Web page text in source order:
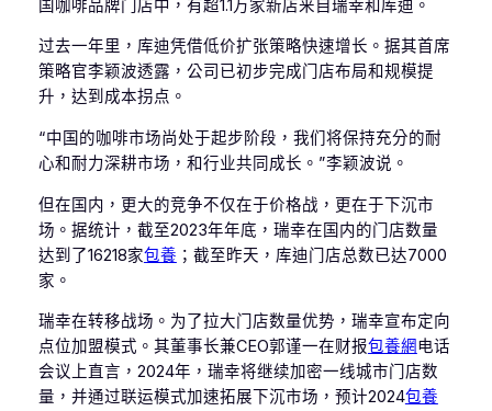
国咖啡品牌门店中，有超1.1万家新店来自瑞幸和库迪。
过去一年里，库迪凭借低价扩张策略快速增长。据其首席
策略官李颖波透露，公司已初步完成门店布局和规模提
升，达到成本拐点。
“中国的咖啡市场尚处于起步阶段，我们将保持充分的耐
心和耐力深耕市场，和行业共同成长。”李颖波说。
但在国内，更大的竞争不仅在于价格战，更在于下沉市
场。据统计，截至2023年年底，瑞幸在国内的门店数量
达到了16218家包養 ；截至昨天，库迪门店总数已达7000
家。
瑞幸在转移战场。为了拉大门店数量优势，瑞幸宣布定向
点位加盟模式。其董事长兼CEO郭谨一在财报包養網电话
会议上直言，2024年，瑞幸将继续加密一线城市门店数
量，并通过联运模式加速拓展下沉市场，预计2024包養